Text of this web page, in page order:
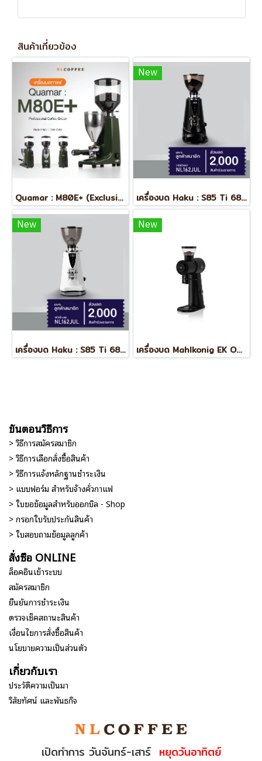
สินค้าเกี่ยวข้อง
Quamar : M80E+ (Exclusive Color)
New
เครื่องบด Haku : S85 Ti 68mm (On Demand)
New
เครื่องบด Haku : S85 Ti 68mm (On Demand)
New
เครื่องบด Mahlkonig EK Omnia
ขั้นตอนวิธีการ
> วิธีการสมัครสมาชิก
> วิธีการเลือกสั่งซื้อสินค้า
> วิธีการแจ้งหลักฐานชำระเงิน
> แบบฟอร์ม สำหรับจ้างคั่วกาแฟ
> ใบขอข้อมูลสำหรับออกบิล - Shop
> กรอกใบรับประกันสินค้า
> ใบสอบถามข้อมูลลูกค้า
สั่งซื้อ ONLINE
ล็อคอินเข้าระบบ
สมัครสมาชิก
ยืนยันการชำระเงิน
ตรวจเช็คสถานะสินค้า
เงื่อนไขการสั่งซื้อสินค้า
นโยบายความเป็นส่วนตัว
เกี่ยวกับเรา
ประวัติความเป็นมา
วิสัยทัศน์ และพันธกิจ
เปิดทำการ วันจันทร์-เสาร์ หยุดวันอาทิตย์